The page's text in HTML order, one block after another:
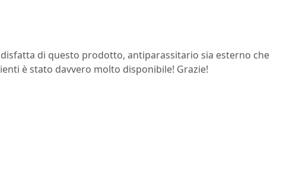
di questo prodotto, antiparassitario sia esterno che
è stato davvero molto disponibile! Grazie!